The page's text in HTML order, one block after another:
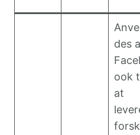
des
ook
at